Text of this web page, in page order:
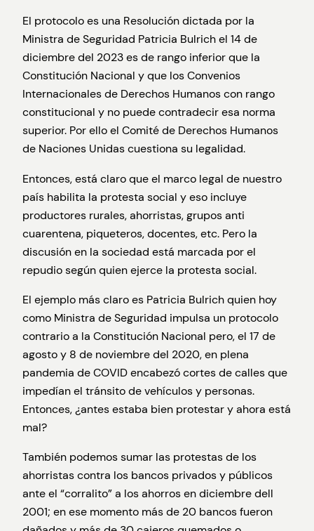
El protocolo es una Resolución dictada por la
Ministra de Seguridad Patricia Bulrich el 14 de
diciembre del 2023 es de rango inferior que la
Constitución Nacional y que los Convenios
Internacionales de Derechos Humanos con rango
constitucional y no puede contradecir esa norma
superior. Por ello el Comité de Derechos Humanos
de Naciones Unidas cuestiona su legalidad.
Entonces, está claro que el marco legal de nuestro
país habilita la protesta social y eso incluye
productores rurales, ahorristas, grupos anti
cuarentena, piqueteros, docentes, etc. Pero la
discusión en la sociedad está marcada por el
repudio según quien ejerce la protesta social.
El ejemplo más claro es Patricia Bulrich quien hoy
como Ministra de Seguridad impulsa un protocolo
contrario a la Constitución Nacional pero, el 17 de
agosto y 8 de noviembre del 2020, en plena
pandemia de COVID encabezó cortes de calles que
impedían el tránsito de vehículos y personas.
Entonces, ¿antes estaba bien protestar y ahora está
mal?
También podemos sumar las protestas de los
ahorristas contra los bancos privados y públicos
ante el “corralito” a los ahorros en diciembre dell
2001; en ese momento más de 20 bancos fueron